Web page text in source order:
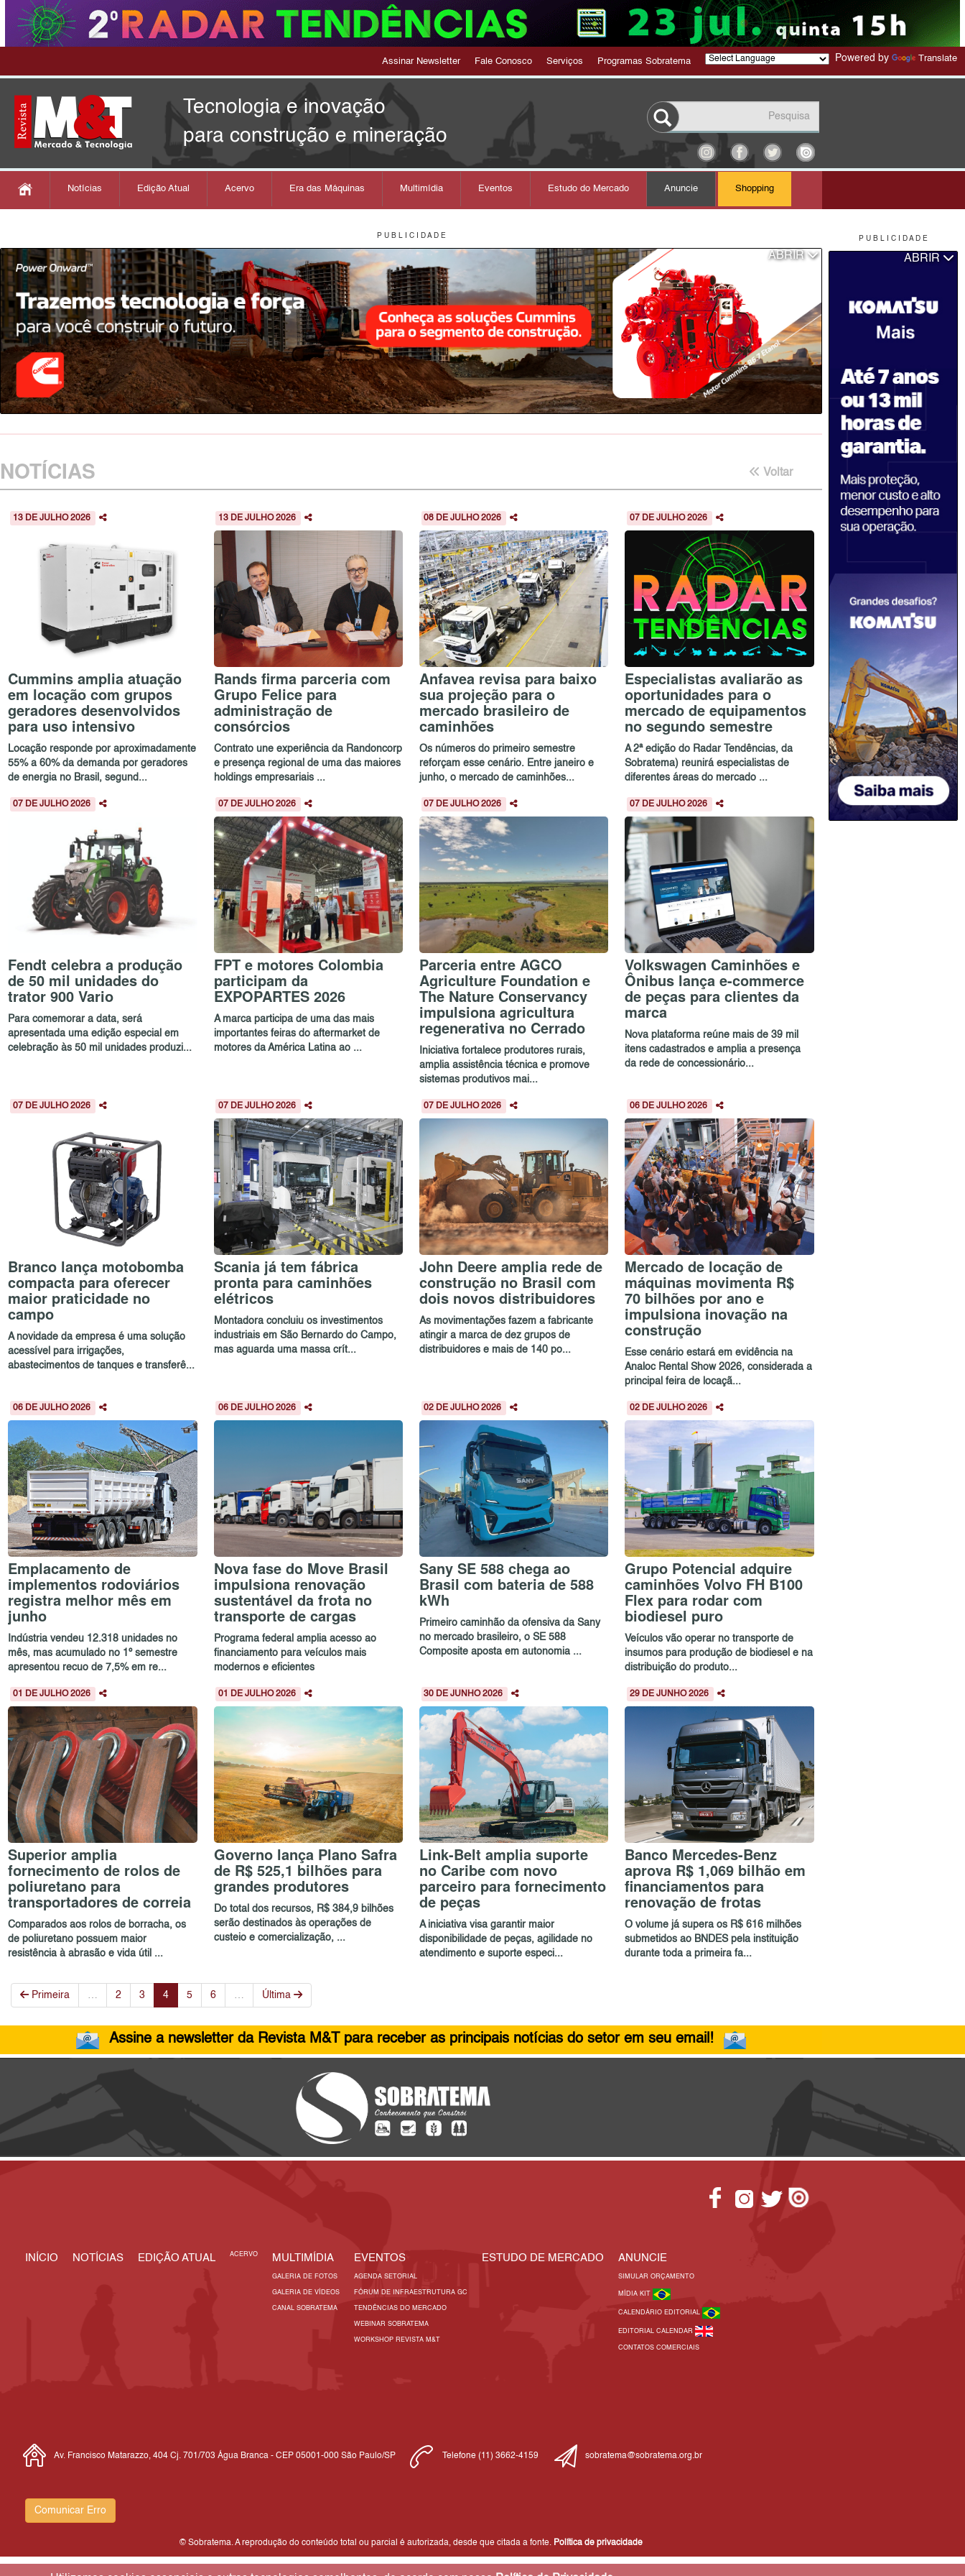
P U B L I C I D A D E
ABRIR
Assinar Newsletter Fale Conosco Serviços Programas Sobratema Powered by Translate
Tecnologia e inovação
para construção e mineração
Notícias Edição Atual Acervo Era das Máquinas Multimídia Eventos Estudo do Mercado Anuncie Shopping
P U B L I C I D A D E
ABRIR
NOTÍCIAS Voltar
13 DE JULHO 2026
Cummins amplia atuação
em locação com grupos
geradores desenvolvidos
para uso intensivo
Locação responde por aproximadamente
55% a 60% da demanda por geradores
de energia no Brasil, segund...
13 DE JULHO 2026
Rands firma parceria com
Grupo Felice para
administração de
consórcios
Contrato une experiência da Randoncorp
e presença regional de uma das maiores
holdings empresariais ...
08 DE JULHO 2026
Anfavea revisa para baixo
sua projeção para o
mercado brasileiro de
caminhões
Os números do primeiro semestre
reforçam esse cenário. Entre janeiro e
junho, o mercado de caminhões...
07 DE JULHO 2026
Especialistas avaliarão as
oportunidades para o
mercado de equipamentos
no segundo semestre
A 2ª edição do Radar Tendências, da
Sobratema) reunirá especialistas de
diferentes áreas do mercado ...
07 DE JULHO 2026
Fendt celebra a produção
de 50 mil unidades do
trator 900 Vario
Para comemorar a data, será
apresentada uma edição especial em
celebração às 50 mil unidades produzi...
07 DE JULHO 2026
FPT e motores Colombia
participam da
EXPOPARTES 2026
A marca participa de uma das mais
importantes feiras do aftermarket de
motores da América Latina ao ...
07 DE JULHO 2026
Parceria entre AGCO
Agriculture Foundation e
The Nature Conservancy
impulsiona agricultura
regenerativa no Cerrado
Iniciativa fortalece produtores rurais,
amplia assistência técnica e promove
sistemas produtivos mai...
07 DE JULHO 2026
Volkswagen Caminhões e
Ônibus lança e-commerce
de peças para clientes da
marca
Nova plataforma reúne mais de 39 mil
itens cadastrados e amplia a presença
da rede de concessionário...
07 DE JULHO 2026
Branco lança motobomba
compacta para oferecer
maior praticidade no
campo
A novidade da empresa é uma solução
acessível para irrigações,
abastecimentos de tanques e transferê...
07 DE JULHO 2026
Scania já tem fábrica
pronta para caminhões
elétricos
Montadora concluiu os investimentos
industriais em São Bernardo do Campo,
mas aguarda uma massa crít...
07 DE JULHO 2026
John Deere amplia rede de
construção no Brasil com
dois novos distribuidores
As movimentações fazem a fabricante
atingir a marca de dez grupos de
distribuidores e mais de 140 po...
06 DE JULHO 2026
Mercado de locação de
máquinas movimenta R$
70 bilhões por ano e
impulsiona inovação na
construção
Esse cenário estará em evidência na
Analoc Rental Show 2026, considerada a
principal feira de locaçã...
06 DE JULHO 2026
Emplacamento de
implementos rodoviários
registra melhor mês em
junho
Indústria vendeu 12.318 unidades no
mês, mas acumulado no 1º semestre
apresentou recuo de 7,5% em re...
06 DE JULHO 2026
Nova fase do Move Brasil
impulsiona renovação
sustentável da frota no
transporte de cargas
Programa federal amplia acesso ao
financiamento para veículos mais
modernos e eficientes
02 DE JULHO 2026
Sany SE 588 chega ao
Brasil com bateria de 588
kWh
Primeiro caminhão da ofensiva da Sany
no mercado brasileiro, o SE 588
Composite aposta em autonomia ...
02 DE JULHO 2026
Grupo Potencial adquire
caminhões Volvo FH B100
Flex para rodar com
biodiesel puro
Veículos vão operar no transporte de
insumos para produção de biodiesel e na
distribuição do produto...
01 DE JULHO 2026
Superior amplia
fornecimento de rolos de
poliuretano para
transportadores de correia
Comparados aos rolos de borracha, os
de poliuretano possuem maior
resistência à abrasão e vida útil ...
01 DE JULHO 2026
Governo lança Plano Safra
de R$ 525,1 bilhões para
grandes produtores
Do total dos recursos, R$ 384,9 bilhões
serão destinados às operações de
custeio e comercialização, ...
30 DE JUNHO 2026
Link-Belt amplia suporte
no Caribe com novo
parceiro para fornecimento
de peças
A iniciativa visa garantir maior
disponibilidade de peças, agilidade no
atendimento e suporte especi...
29 DE JUNHO 2026
Banco Mercedes-Benz
aprova R$ 1,069 bilhão em
financiamentos para
renovação de frotas
O volume já supera os R$ 616 milhões
submetidos ao BNDES pela instituição
durante toda a primeira fa...
Primeira … 2 3 4 5 6 … Última
Assine a newsletter da Revista M&T para receber as principais notícias do setor em seu email!
INÍCIO NOTÍCIAS EDIÇÃO ATUAL ACERVO MULTIMÍDIA
GALERIA DE FOTOS
GALERIA DE VÍDEOS
CANAL SOBRATEMA
EVENTOS
AGENDA SETORIAL
FÓRUM DE INFRAESTRUTURA GC
TENDÊNCIAS DO MERCADO
WEBINAR SOBRATEMA
WORKSHOP REVISTA M&T
ESTUDO DE MERCADO ANUNCIE
SIMULAR ORÇAMENTO
MÍDIA KIT
CALENDÁRIO EDITORIAL
EDITORIAL CALENDAR
CONTATOS COMERCIAIS
Av. Francisco Matarazzo, 404 Cj. 701/703 Água Branca - CEP 05001-000 São Paulo/SP Telefone (11) 3662-4159 sobratema@sobratema.org.br
Comunicar Erro
© Sobratema. A reprodução do conteúdo total ou parcial é autorizada, desde que citada a fonte. Política de privacidade